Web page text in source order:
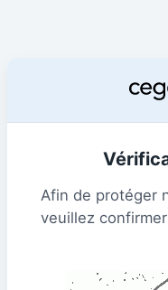
Afin de protéger
veuillez